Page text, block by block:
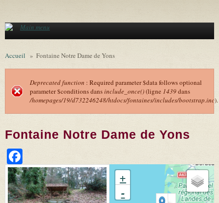
Main menu
Accueil » Fontaine Notre Dame de Yons
Message d'erreur
Deprecated function : Required parameter $data follows optional
parameter $conditions dansinclude_once()(ligne 1439dans
/homepages/19/d732246248/htdocs/fontaines/includes/bootstrap.inc).
Fontaine Notre Dame de Yons
+
-